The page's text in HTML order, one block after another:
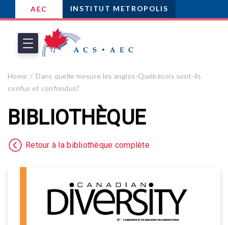
AEC INSTITUT METROPOLIS
Home
Dans quelle mesure les anglos-Québécois sont-ils
confus et confondus?
BIBLIOTHÈQUE
Retour à la bibliothèque complète